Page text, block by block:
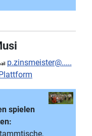
p.zinsmeister@.....
spielen